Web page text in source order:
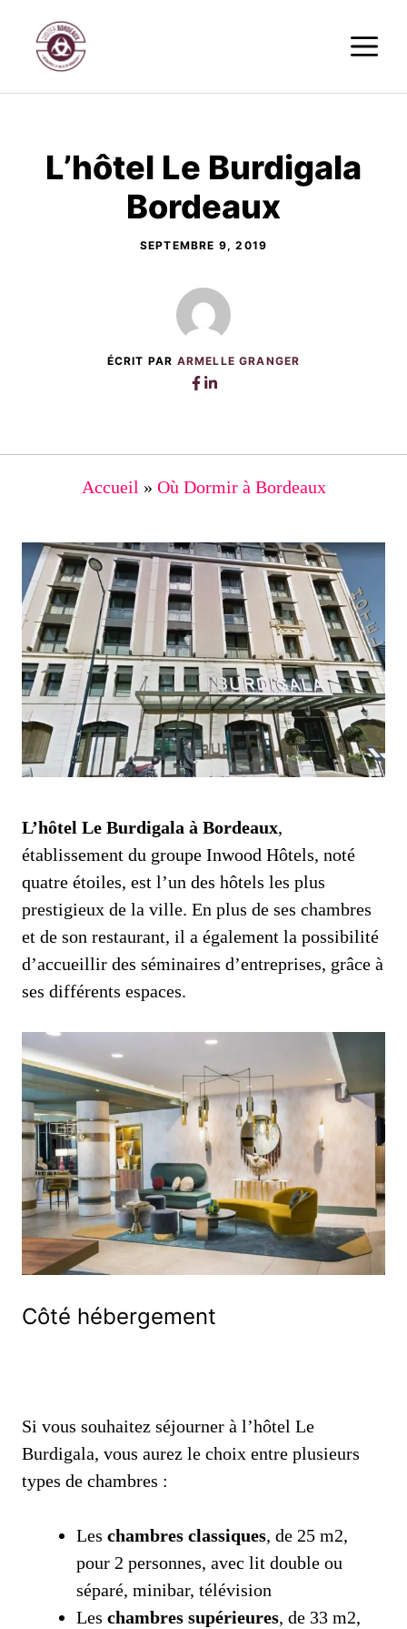
contenu
L’hôtel Le Burdigala
Bordeaux
SEPTEMBRE 9, 2019
ÉCRIT PAR ARMELLE GRANGER
Accueil » Où Dormir à Bordeaux
L’hôtel Le Burdigala à Bordeaux,
établissement du groupe Inwood Hôtels, noté
quatre étoiles, est l’un des hôtels les plus
prestigieux de la ville. En plus de ses chambres
et de son restaurant, il a également la possibilité
d’accueillir des séminaires d’entreprises, grâce à
ses différents espaces.
Côté hébergement
Si vous souhaitez séjourner à l’hôtel Le
Burdigala, vous aurez le choix entre plusieurs
types de chambres :
Les chambres classiques, de 25 m2,
pour 2 personnes, avec lit double ou
séparé, minibar, télévision
Les chambres supérieures, de 33 m2,